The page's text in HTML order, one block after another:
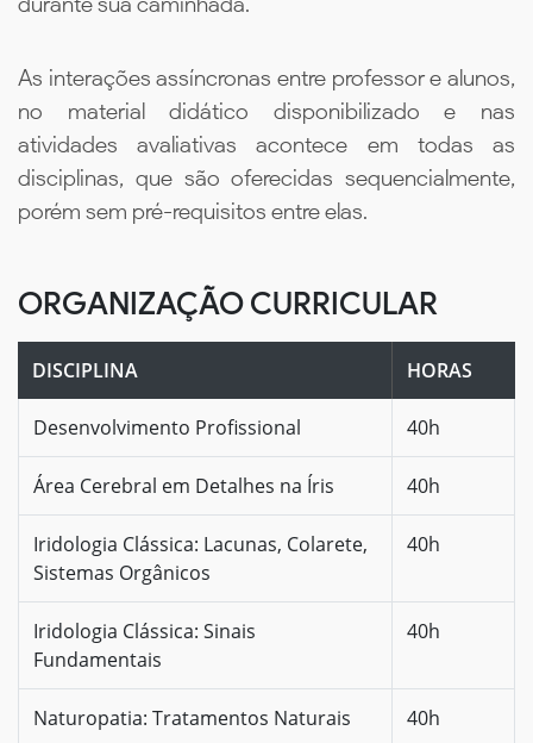
As interações assíncronas entre professor e alunos,
no material didático disponibilizado e nas
atividades avaliativas acontece em todas as
disciplinas, que são oferecidas sequencialmente,
porém sem pré-requisitos entre elas.
ORGANIZAÇÃO CURRICULAR
DISCIPLINA HORAS
Desenvolvimento Profissional 40h
Área Cerebral em Detalhes na Íris 40h
Iridologia Clássica: Lacunas, Colarete,
Sistemas Orgânicos
40h
Iridologia Clássica: Sinais
Fundamentais
40h
Naturopatia: Tratamentos Naturais 40h